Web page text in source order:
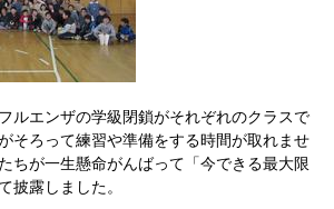
ルエンザの学級閉鎖がそれぞれのクラスで
そろって練習や準備をする時間が取れませ
ちが一生懸命がんばって「今できる最大限
披露しました。